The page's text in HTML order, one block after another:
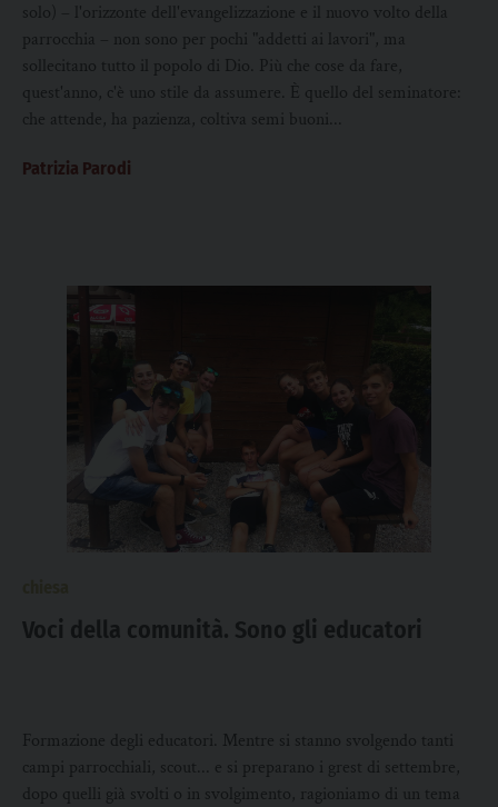
solo) – l'orizzonte dell'evangelizzazione e il nuovo volto della
parrocchia – non sono per pochi "addetti ai lavori", ma
sollecitano tutto il popolo di Dio. Più che cose da fare,
quest'anno, c'è uno stile da assumere. È quello del seminatore:
che attende, ha pazienza, coltiva semi buoni...
Patrizia Parodi
Voci della comunità. Sono gli educatori
Formazione degli educatori. Mentre si stanno svolgendo tanti
campi parrocchiali, scout... e si preparano i grest di settembre,
dopo quelli già svolti o in svolgimento, ragioniamo di un tema